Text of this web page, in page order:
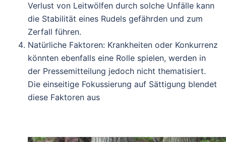
Verlust von Leitwölfen durch solche Unfälle kann
die Stabilität eines Rudels gefährden und zum
Zerfall führen.
Natürliche Faktoren: Krankheiten oder Konkurrenz
könnten ebenfalls eine Rolle spielen, werden in
der Pressemitteilung jedoch nicht thematisiert.
Die einseitige Fokussierung auf Sättigung blendet
diese Faktoren aus